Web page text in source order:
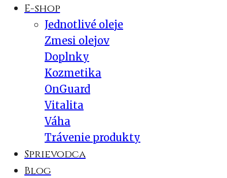
E-shop
Jednotlivé oleje
Zmesi olejov
Doplnky
Kozmetika
OnGuard
Vitalita
Váha
Trávenie produkty
Sprievodca
Blog